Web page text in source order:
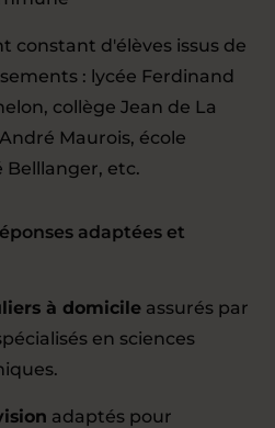
constant d'élèves issus de
: lycée Ferdinand
collège Jean de La
Maurois, école
Belllanger, etc.
adaptées et
à domicile assurés par
en sciences
adaptés pour